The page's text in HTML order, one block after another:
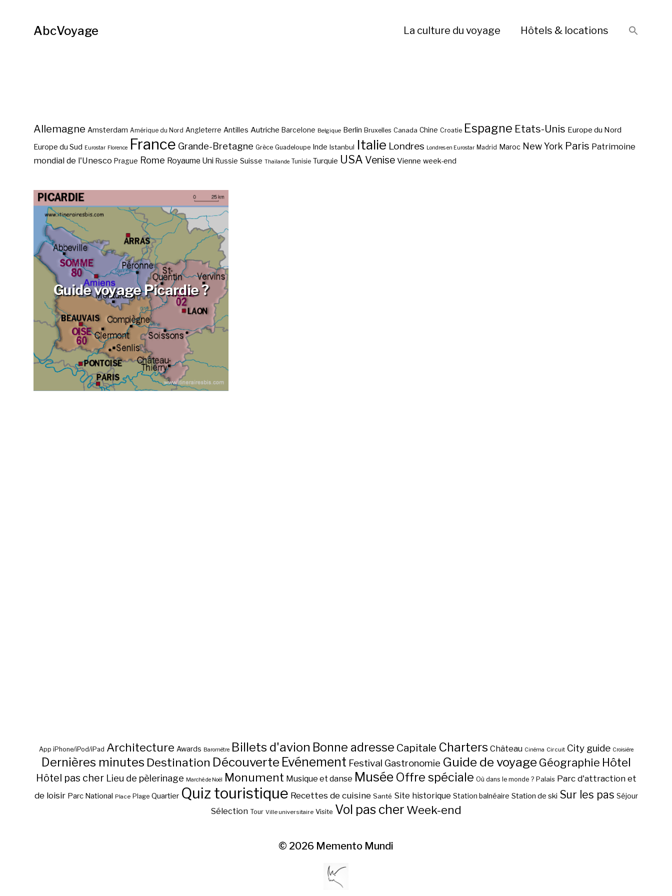
AbcVoyage La culture du voyage Hôtels & locations
Allemagne Amsterdam Amérique du Nord Angleterre Antilles Autriche Barcelone Belgique Berlin Bruxelles Canada Chine Croatie Espagne Etats-Unis Europe du Nord
Europe du Sud Eurostar Florence France Grande-Bretagne Grèce Guadeloupe Inde Istanbul Italie Londres Londres en Eurostar Madrid Maroc New York Paris Patrimoine
mondial de l'Unesco Prague Rome Royaume Uni Russie Suisse Thaïlande Tunisie Turquie USA Venise Vienne week-end
Guide voyage Picardie ?
App iPhone/iPod/iPad Architecture Awards Baromètre Billets d'avion Bonne adresse Capitale Charters Château Cinéma Circuit City guide Croisière
Dernières minutes Destination Découverte Evénement Festival Gastronomie Guide de voyage Géographie Hôtel
Hôtel pas cher Lieu de pèlerinage Marché de Noël Monument Musique et danse Musée Offre spéciale Où dans le monde ? Palais Parc d'attraction et
de loisir Parc National Place Plage Quartier Quiz touristique Recettes de cuisine Santé Site historique Station balnéaire Station de ski Sur les pas Séjour
Sélection Tour Ville universitaire Visite Vol pas cher Week-end
© 2026 Memento Mundi